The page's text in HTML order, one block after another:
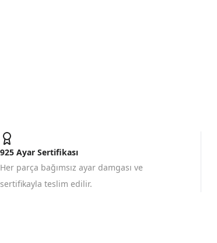
925 Ayar Sertifikası
Her parça bağımsız ayar damgası ve
sertifikayla teslim edilir.